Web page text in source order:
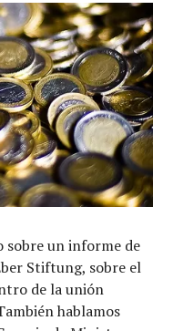
sobre un informe de
Stiftung, sobre el
de la unión
hablamos